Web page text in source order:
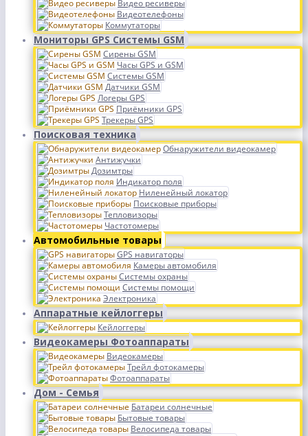
Видео ресиверы
Видеотелефоны
Коммутаторы
Мониторы GPS Системы GSM
Сирены GSM
Часы GPS и GSM
Системы GSM
Датчики GSM
Логеры GPS
Приёмники GPS
Трекеры GPS
Поисковая техника
Обнаружители видеокамер
Антижучки
Дозимтры
Индикатор поля
Ниленейный локатор
Поисковые приборы
Тепловизоры
Частотомеры
Автомобильные товары
GPS навигаторы
Камеры автомобиля
Системы охраны
Системы помощи
Электроника
Аппаратные кейлоггеры
Кейлоггеры
Видеокамеры Фотоаппараты
Видеокамеры
Трейл фотокамеры
Фотоаппараты
Дом - Семья
Батареи солнечные
Бытовые товары
Велосипеда товары